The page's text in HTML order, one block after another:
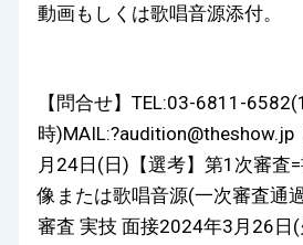
動画もしくは歌唱音源添付。
【問合せ】TEL:03-6811-
時
月24日(日)【選考】第1次審査
像または歌唱音源(一次審査通
審査 実技 面接2024年3月26日